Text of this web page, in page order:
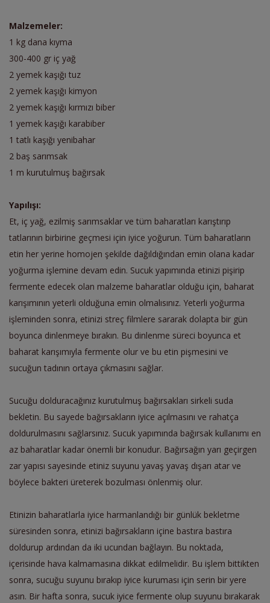
Malzemeler:
1 kg dana kıyma
300-400 gr iç yağ
2 yemek kaşığı tuz
2 yemek kaşığı kimyon
2 yemek kaşığı kırmızı biber
1 yemek kaşığı karabiber
1 tatlı kaşığı yenibahar
2 baş sarımsak
1 m kurutulmuş bağırsak
Yapılışı:
Et, iç yağ, ezilmiş sarımsaklar ve tüm baharatları karıştırıp
tatlarının birbirine geçmesi için iyice yoğurun. Tüm baharatların
etin her yerine homojen şekilde dağıldığından emin olana kadar
yoğurma işlemine devam edin. Sucuk yapımında etinizi pişirip
fermente edecek olan malzeme baharatlar olduğu için, baharat
karışımının yeterli olduğuna emin olmalısınız. Yeterli yoğurma
işleminden sonra, etinizi streç filmlere sararak dolapta bir gün
boyunca dinlenmeye bırakın. Bu dinlenme süreci boyunca et
baharat karışımıyla fermente olur ve bu etin pişmesini ve
sucuğun tadının ortaya çıkmasını sağlar.
Sucuğu dolduracağınız kurutulmuş bağırsakları sirkeli suda
bekletin. Bu sayede bağırsakların iyice açılmasını ve rahatça
doldurulmasını sağlarsınız. Sucuk yapımında bağırsak kullanımı en
az baharatlar kadar önemli bir konudur. Bağırsağın yarı geçirgen
zar yapısı sayesinde etiniz suyunu yavaş yavaş dışarı atar ve
böylece bakteri üreterek bozulması önlenmiş olur.
Etinizin baharatlarla iyice harmanlandığı bir günlük bekletme
süresinden sonra, etinizi bağırsakların içine bastıra bastıra
doldurup ardından da iki ucundan bağlayın. Bu noktada,
içerisinde hava kalmamasına dikkat edilmelidir. Bu işlem bittikten
sonra, sucuğu suyunu bırakıp iyice kuruması için serin bir yere
asın. Bir hafta sonra, sucuk iyice fermente olup suyunu bırakarak